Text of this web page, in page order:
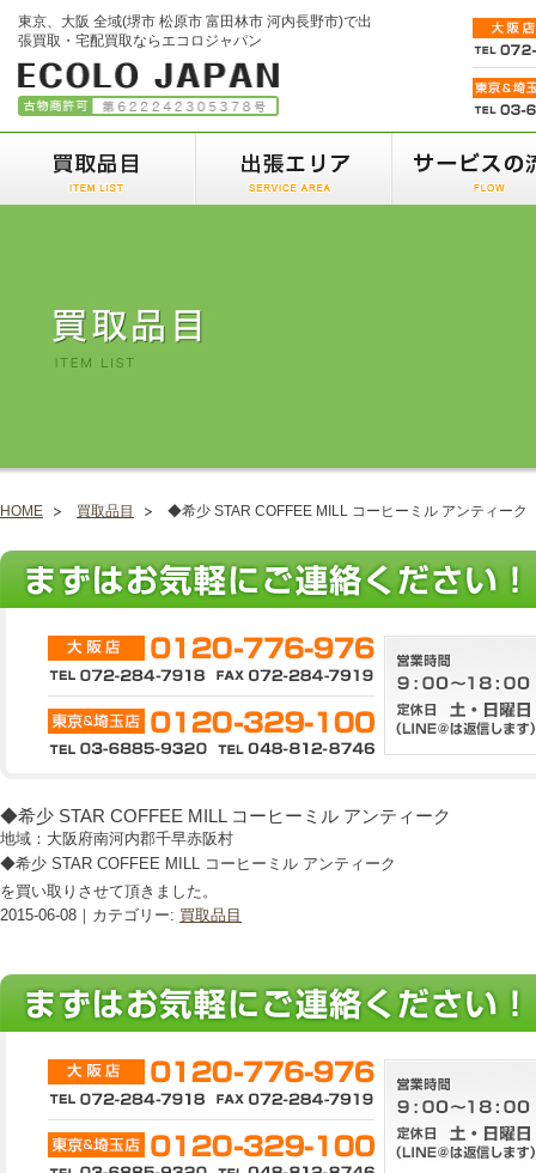
東京、大阪 全域(堺市 松原市 富田林市 河内長野市)で出
張買取・宅配買取ならエコロジャパン
HOME 買取品目 ◆希少 STAR COFFEE MILL コーヒーミル アンティーク
◆希少 STAR COFFEE MILL コーヒーミル アンティーク
地域：大阪府南河内郡千早赤阪村
◆希少 STAR COFFEE MILL コーヒーミル アンティーク
を買い取りさせて頂きました。
2015-06-08｜カテゴリー: 買取品目